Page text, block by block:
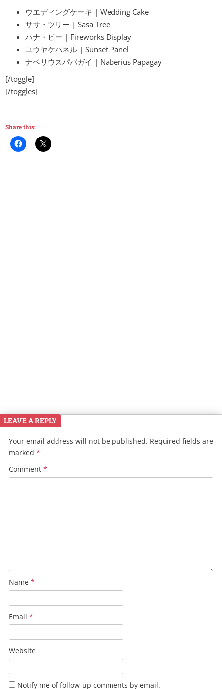
ウエディングケーキ | Wedding Cake
ササ・ツリー | Sasa Tree
ハナ・ビー | Fireworks Display
ユウヤケパネル | Sunset Panel
ナベリウスパパガイ | Naberius Papagay
[/toggle]
[/toggles]
Share this:
LEAVE A REPLY
Your email address will not be published. Required fields are
marked *
Comment *
Name *
Email *
Website
Notify me of follow-up comments by email.